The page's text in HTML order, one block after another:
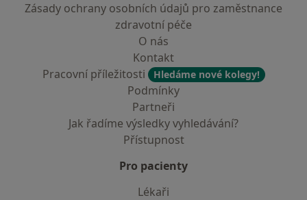
Zásady ochrany osobních údajů pro zaměstnance
zdravotní péče
O nás
Kontakt
Pracovní příležitosti
Hledáme nové kolegy!
Podmínky
Partneři
Jak řadíme výsledky vyhledávání?
Přístupnost
Pro pacienty
Lékaři